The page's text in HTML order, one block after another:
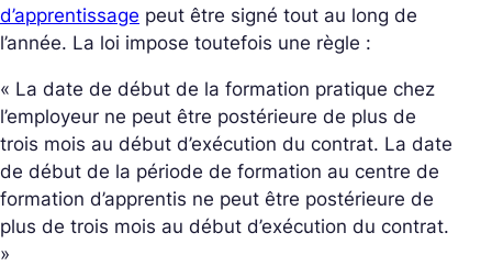
d’apprentissage peut être signé tout au long de
l’année. La loi impose toutefois une règle :
« La date de début de la formation pratique chez
l’employeur ne peut être postérieure de plus de
trois mois au début d’exécution du contrat. La date
de début de la période de formation au centre de
formation d’apprentis ne peut être postérieure de
plus de trois mois au début d’exécution du contrat.
»